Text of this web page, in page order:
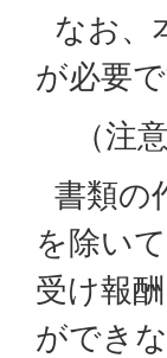
なお、
が必要で
（注意
書類の
を除い
受け報
ができ